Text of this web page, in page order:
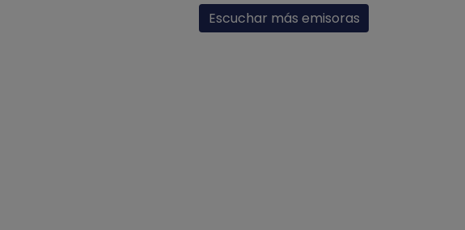
Escuchar más emisoras